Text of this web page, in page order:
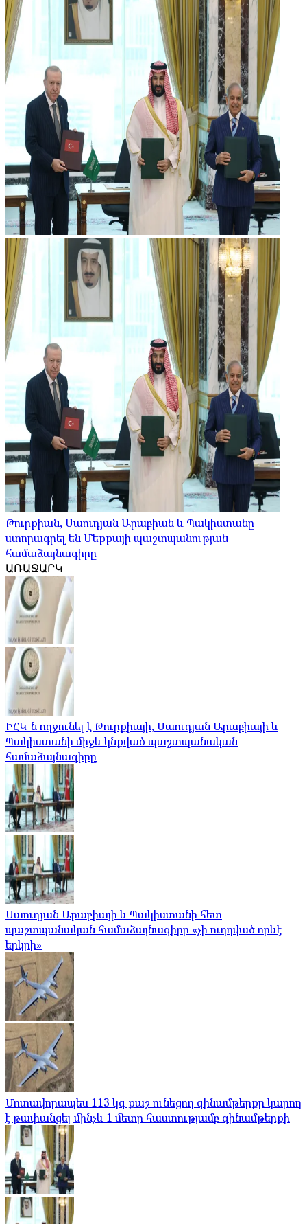
Թուրքիան, Սաուդյան Արաբիան և Պակիստանը
ստորագրել են Մեքքայի պաշտպանության
համաձայնագիրը
ԱՌԱՋԱՐԿ
ԻՀԿ-ն ողջունել է Թուրքիայի, Սաուդյան Արաբիայի և
Պակիստանի միջև կնքված պաշտպանական
համաձայնագիրը
Սաուդյան Արաբիայի և Պակիստանի հետ
պաշտպանական համաձայնագիրը «չի ուղղված որևէ
երկրի»
Մոտավորապես 113 կգ քաշ ունեցող զինամթերքը կարող
է թափանցել մինչև 1 մետր հաստությամբ զինամթերքի